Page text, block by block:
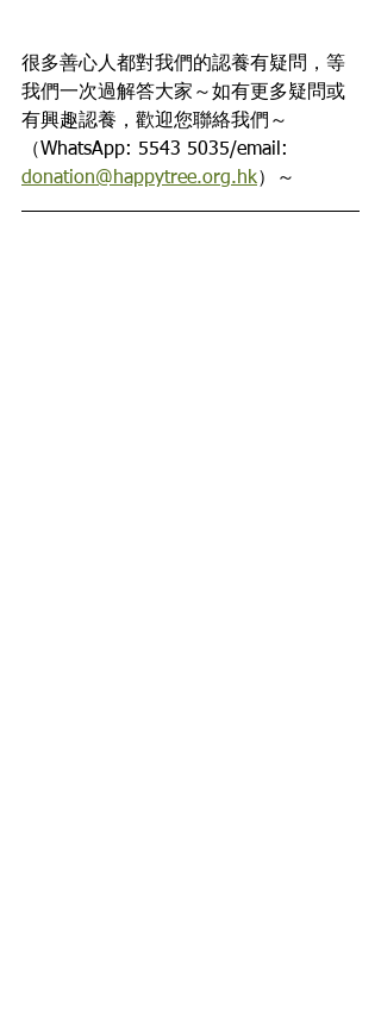
很多善心人都對我們的認養有疑問，等
我們一次過解答大家～如有更多疑問或
有興趣認養，歡迎您聯絡我們～
（WhatsApp: 5543 5035/email:
donation@happytree.org.hk）～